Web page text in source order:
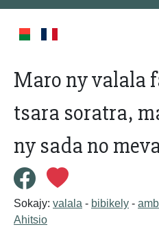
Maro ny valala
tsara soratra,
ny sada no
Sokajy: valala - bibikely -
Ahitsio